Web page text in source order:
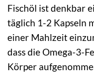
Fischöl ist denkbar
täglich 1-2 Kapseln
einer Mahlzeit
dass die Omega-3-
Körper